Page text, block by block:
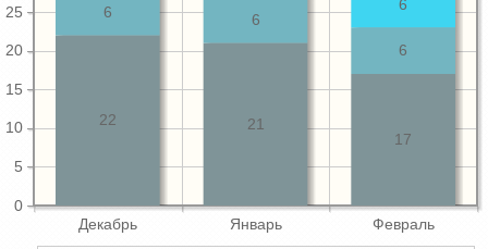
Декабрь Январь Февраль
0
5
10
15
20
25
17
21
22
6
6
6 6